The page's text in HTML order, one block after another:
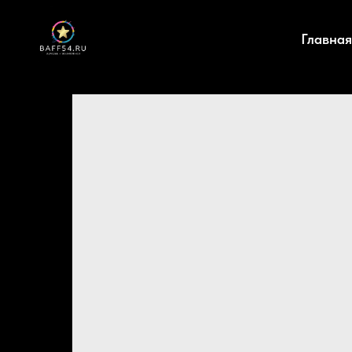
Главная